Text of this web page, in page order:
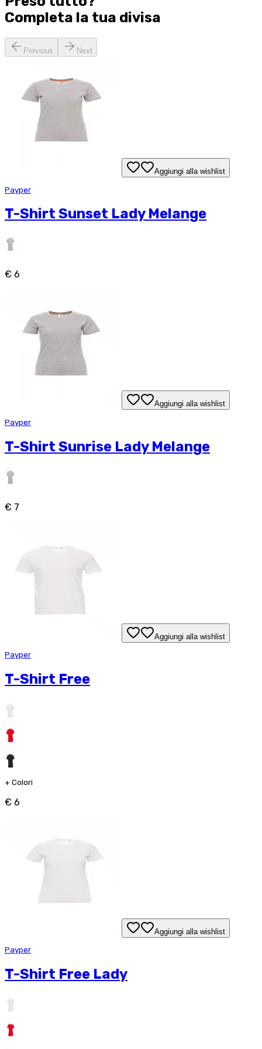
Completa la tua divisa
Previous Next
Aggiungi alla wishlist
Payper
T-Shirt Sunset Lady Melange
€ 6
Aggiungi alla wishlist
Payper
T-Shirt Sunrise Lady Melange
€ 7
Aggiungi alla wishlist
Payper
T-Shirt Free
+ Colori
€ 6
Aggiungi alla wishlist
Payper
T-Shirt Free Lady